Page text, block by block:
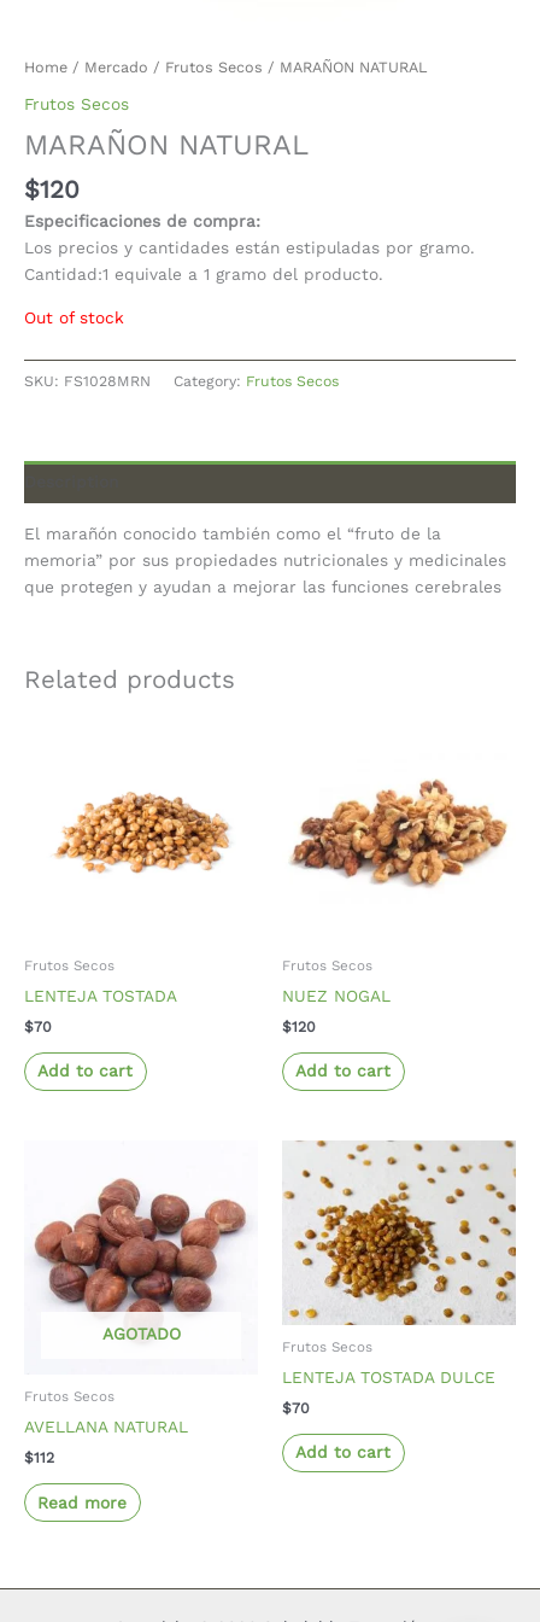
Home / Mercado / Frutos Secos / MARAÑON NATURAL
Frutos Secos
MARAÑON NATURAL
$120
Especificaciones de compra:
Los precios y cantidades están estipuladas por gramo.
Cantidad:1 equivale a 1 gramo del producto.
Out of stock
SKU: FS1028MRN Category: Frutos Secos
El marañón conocido también como el “fruto de la
memoria” por sus propiedades nutricionales y medicinales
que protegen y ayudan a mejorar las funciones cerebrales
Related products
Frutos Secos
LENTEJA TOSTADA
$70
Add to cart
Frutos Secos
NUEZ NOGAL
$120
Add to cart
AGOTADO
Frutos Secos
AVELLANA NATURAL
$112
Read more
Frutos Secos
LENTEJA TOSTADA DULCE
$70
Add to cart